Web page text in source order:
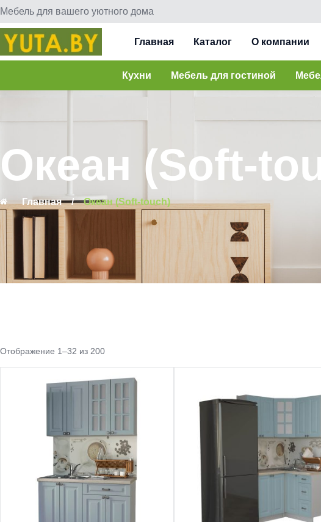
Мебель для вашего уютного дома
Главная Каталог О компании
Кухни Мебель для гостиной
Океан (Soft-
Главная / Океан (Soft-touch)
Отображение 1–32 из 200